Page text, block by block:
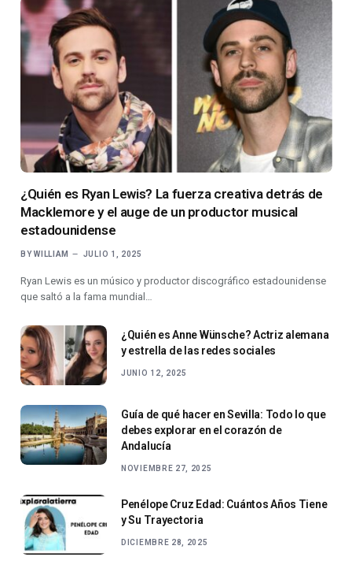
¿Quién es Ryan Lewis? La fuerza creativa detrás de
Macklemore y el auge de un productor musical
estadounidense
BY WILLIAM JULIO 1, 2025
Ryan Lewis es un músico y productor discográfico estadounidense
que saltó a la fama mundial…
¿Quién es Anne Wünsche? Actriz alemana
y estrella de las redes sociales
JUNIO 12, 2025
Guía de qué hacer en Sevilla: Todo lo que
debes explorar en el corazón de
Andalucía
NOVIEMBRE 27, 2025
Penélope Cruz Edad: Cuántos Años Tiene
y Su Trayectoria
DICIEMBRE 28, 2025